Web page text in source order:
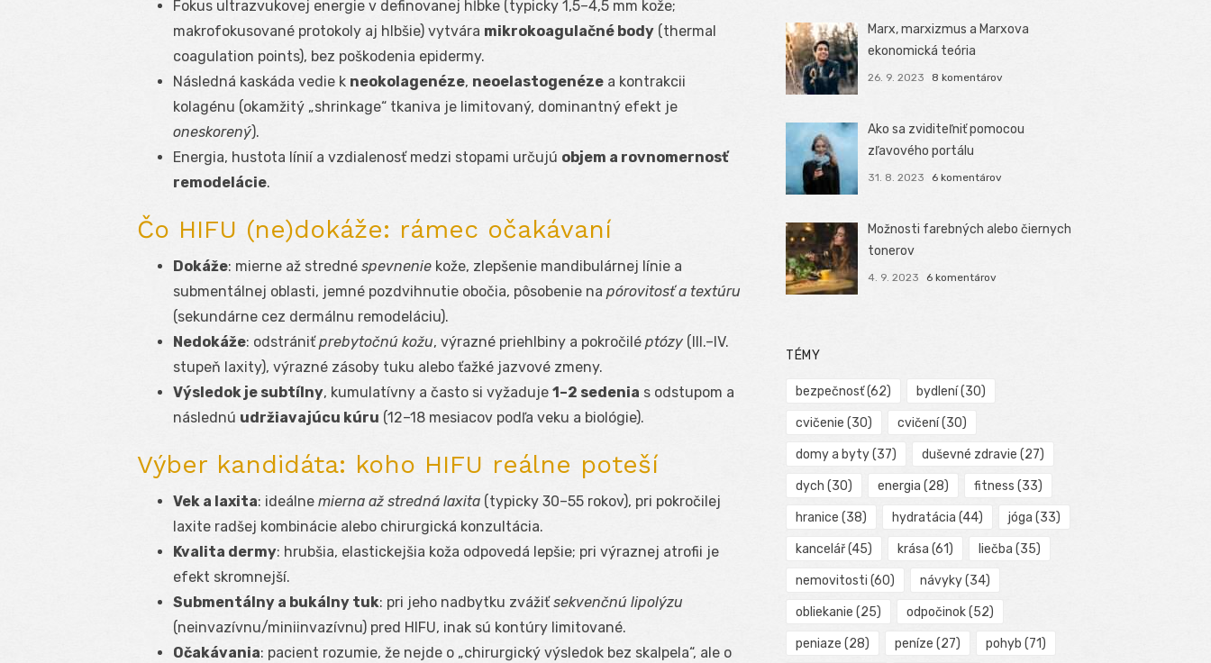
Fokus ultrazvukovej energie v definovanej hĺbke (typicky 1,5–4,5 mm kože;
makrofokusované protokoly aj hlbšie) vytvára mikrokoagulačné body (thermal
coagulation points), bez poškodenia epidermy.
Následná kaskáda vedie k neokolagenéze, neoelastogenéze a kontrakcii
kolagénu (okamžitý „shrinkage“ tkaniva je limitovaný, dominantný efekt je
oneskorený).
Energia, hustota línií a vzdialenosť medzi stopami určujú objem a rovnomernosť
remodelácie.
Čo HIFU (ne)dokáže: rámec očakávaní
Dokáže: mierne až stredné spevnenie kože, zlepšenie mandibulárnej línie a
submentálnej oblasti, jemné pozdvihnutie obočia, pôsobenie na pórovitosť a textúru
(sekundárne cez dermálnu remodeláciu).
Nedokáže: odstrániťprebytočnú kožu, výrazné priehlbiny a pokročilé ptózy (III.–IV.
stupeň laxity), výrazné zásoby tuku alebo ťažké jazvové zmeny.
Výsledok je subtílny, kumulatívny a často si vyžaduje 1–2 sedenia s odstupom a
následnú udržiavajúcu kúru (12–18 mesiacov podľa veku a biológie).
Výber kandidáta: koho HIFU reálne poteší
Vek a laxita: ideálne mierna až stredná laxita (typicky 30–55 rokov), pri pokročilej
laxite radšej kombinácie alebo chirurgická konzultácia.
Kvalita dermy: hrubšia, elastickejšia koža odpovedá lepšie; pri výraznej atrofii je
efekt skromnejší.
Submentálny a bukálny tuk: pri jeho nadbytku zvážiťsekvenčnú lipolýzu
(neinvazívnu/miniinvazívnu) pred HIFU, inak sú kontúry limitované.
Očakávania: pacient rozumie, že nejde o „chirurgický výsledok bez skalpela“, ale o
Marx, marxizmus a Marxova
ekonomická teória
26. 9. 2023 8 komentárov
Ako sa zviditeľniť pomocou
zľavového portálu
31. 8. 2023 6 komentárov
Možnosti farebných alebo čiernych
tonerov
4. 9. 2023 6 komentárov
TÉMY
bezpečnosť(62) bydlení(30)
cvičenie (30) cvičení(30)
domy a byty(37) duševné zdravie (27)
dych (30) energia (28) fitness (33)
hranice (38) hydratácia (44) jóga (33)
kancelář(45) krása (61) liečba (35)
nemovitosti (60) návyky(34)
obliekanie (25) odpočinok(52)
peniaze (28) peníze (27) pohyb (71)